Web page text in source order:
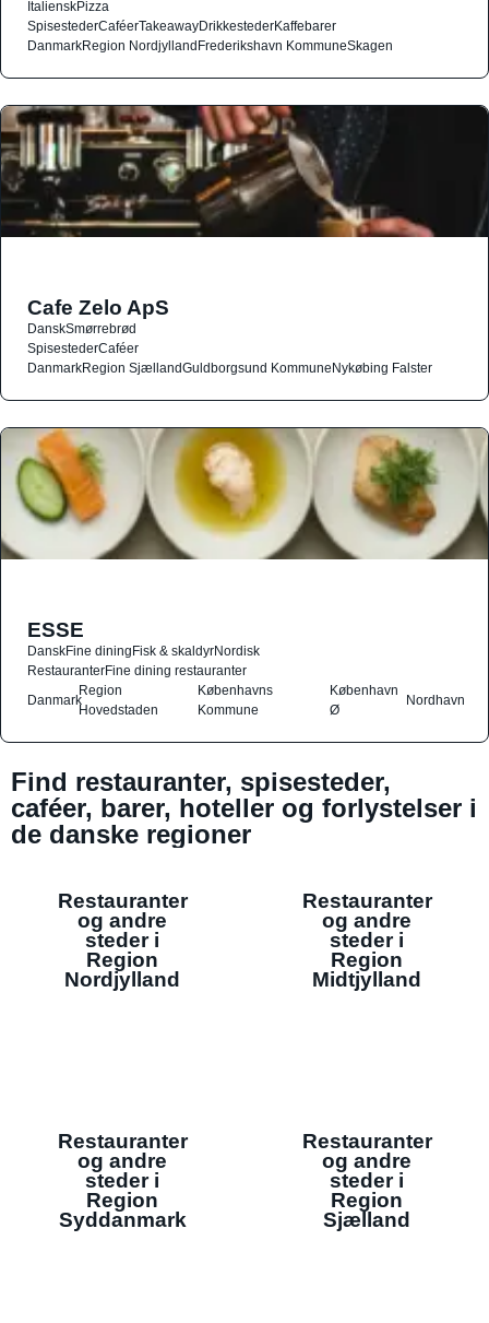
ItalienskPizza
SpisestederCaféerTakeawayDrikkestederKaffebarer
DanmarkRegion NordjyllandFrederikshavn KommuneSkagen
Cafe Zelo ApS
DanskSmørrebrød
SpisestederCaféer
DanmarkRegion SjællandGuldborgsund KommuneNykøbing Falster
ESSE
DanskFine diningFisk & skaldyrNordisk
RestauranterFine dining restauranter
Danmark
Region
Hovedstaden
Københavns
Kommune
København
Ø
Nordhavn
Find restauranter, spisesteder,
caféer, barer, hoteller og forlystelser i
de danske regioner
Restauranter
og andre
steder i
Region
Nordjylland
Restauranter
og andre
steder i
Region
Midtjylland
Restauranter
og andre
steder i
Region
Syddanmark
Restauranter
og andre
steder i
Region
Sjælland